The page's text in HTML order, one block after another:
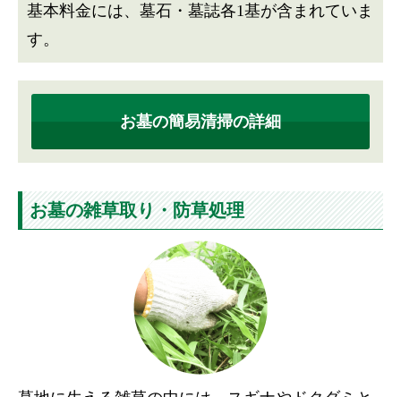
基本料金には、墓石・墓誌各1基が含まれていま
す。
お墓の簡易清掃の詳細
お墓の雑草取り・防草処理